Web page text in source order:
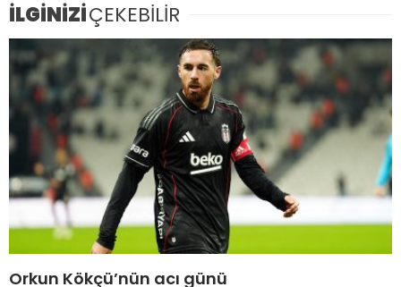
İLGİNİZİÇEKEBİLİR
Orkun Kökçü’nün acı günü